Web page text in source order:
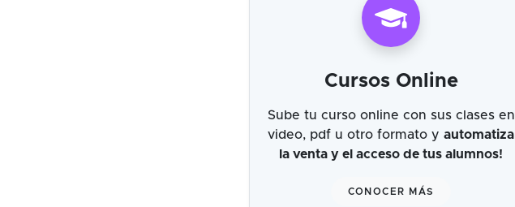
Cursos Online
Sube tu curso online con sus clases en
video, pdf u otro formato y automatiza
la venta y el acceso de tus alumnos!
CONOCER MÁS